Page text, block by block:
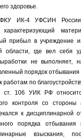
здоровье.
ФКУ ИК-4 УФСИН России
характеризующий
прибыл в
области, где вел себя
не выполняет,
порядок отбывания
работам по
ст. 106 УИК РФ
контроля со стороны
к дисциплинарной
порядка отбывания
взыскания,